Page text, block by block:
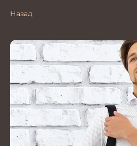
Назад